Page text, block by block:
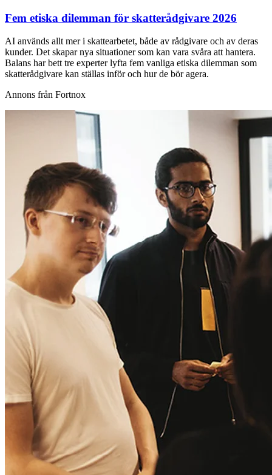
Fem etiska dilemman för skatterådgivare 2026
AI används allt mer i skattearbetet, både av rådgivare och av deras
kunder. Det skapar nya situationer som kan vara svåra att hantera.
Balans har bett tre experter lyfta fem vanliga etiska dilemman som
skatterådgivare kan ställas inför och hur de bör agera.
Annons från Fortnox